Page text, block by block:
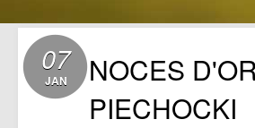
07
JAN
NOCES
PIECHOCKI